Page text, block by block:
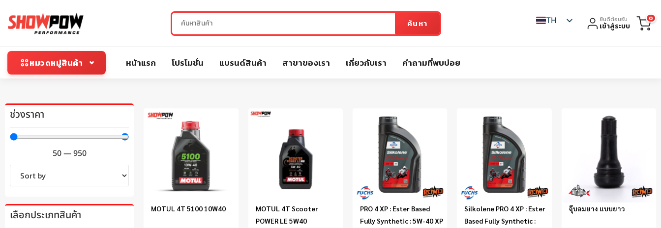
ค้นหา TH ยินดีต้อนรับ
เข้าสู่ระบบ
0
หมวดหมู่สินค้า หน้าแรก โปรโมชั่น แบรนด์สินค้า สาขาของเรา เกี่ยวกับเรา คำถามที่พบบ่อย
ช่วงราคา
50—950
เลือกประเภทสินค้า MOTUL 4T 5100 10W40
MOTUL 4T Scooter
POWER LE 5W40
PRO 4 XP : Ester Based
Fully Synthetic : 5W-40 XP
Silkolene PRO 4 XP : Ester
Based Fully Synthetic :
จุ๊บลมยาง แบบยาว